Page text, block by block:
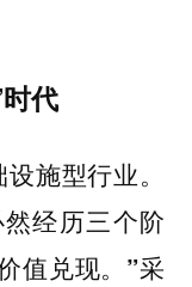
代
施型行业。
经历三个阶
值兑现。”采